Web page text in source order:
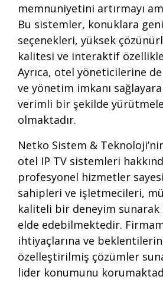
memnuniyetini artırmayı
Bu sistemler, konuklara
seçenekleri, yüksek
kalitesi ve interaktif
Ayrıca, otel yöneticilerine
ve yönetim imkanı
verimli bir şekilde
olmaktadır.
Netko Sistem &
otel IP TV sistemleri
profesyonel hizmetler
sahipleri ve işletmecileri,
kaliteli bir deneyim sunarak
elde edebilmektedir.
ihtiyaçlarına ve
özelleştirilmiş çözümler
lider konumunu